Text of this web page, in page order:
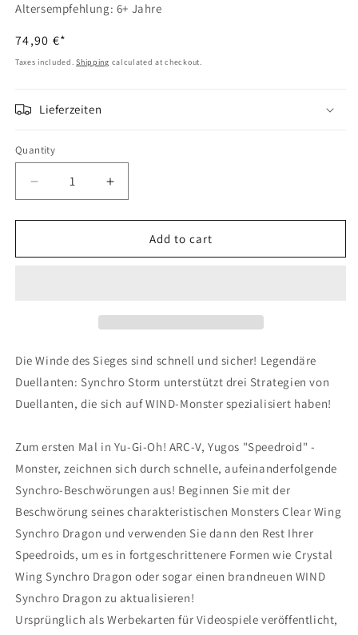
Altersempfehlung: 6+ Jahre
Regular
price
74,90 €*
Taxes included.Shipping calculated at checkout.
Lieferzeiten
Quantity
Decrease
quantity
for
Gi-
Legendary
8
-
Storm
1.
Auflage
DE
Increase
quantity
for
Gi-
Legendary
Duelists
8
-
Storm
1.
Auflage
DE
Add to cart
Die Winde des Sieges sind schnell und sicher! Legendäre
Duellanten: Synchro Storm unterstützt drei Strategien von
Duellanten, die sich auf WIND-Monster spezialisiert haben!
Zum ersten Mal in Yu-Gi-Oh! ARC-V, Yugos "Speedroid" -
Monster, zeichnen sich durch schnelle, aufeinanderfolgende
Synchro-Beschwörungen aus! Beginnen Sie mit der
Beschwörung seines charakteristischen Monsters Clear Wing
Synchro Dragon und verwenden Sie dann den Rest Ihrer
Speedroids, um es in fortgeschrittenere Formen wie Crystal
Wing Synchro Dragon oder sogar einen brandneuen WIND
Synchro Dragon zu aktualisieren!
Ursprünglich als Werbekarten für Videospiele veröffentlicht,